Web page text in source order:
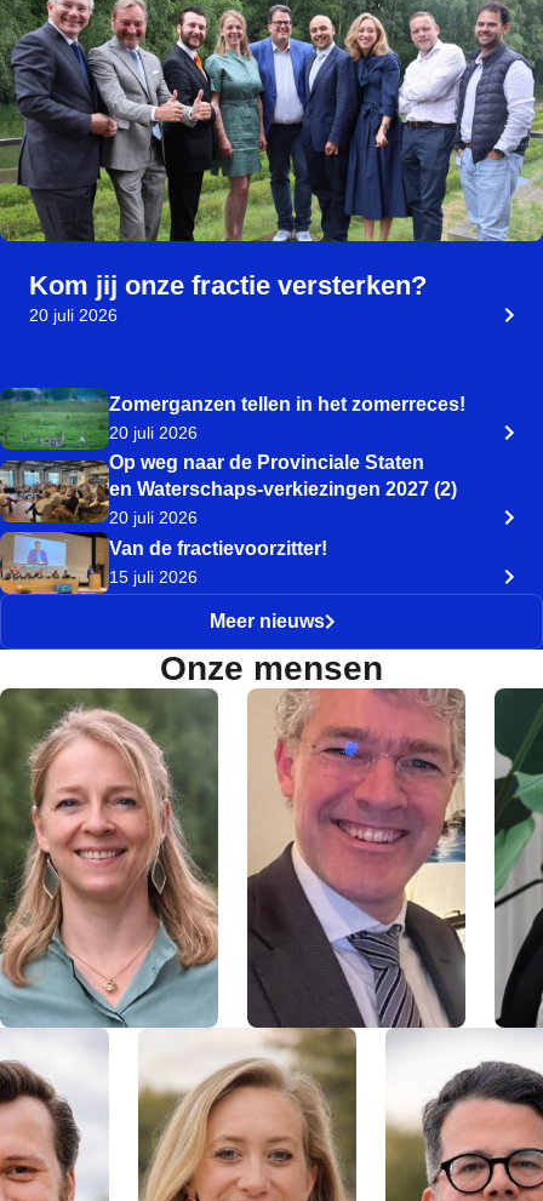
Kom jij onze fractie versterken?
20 juli 2026
Zomerganzen tellen in het zomerreces!
20 juli 2026
Op weg naar de Provinciale Staten
en Waterschaps-verkiezingen 2027 (2)
20 juli 2026
Van de fractievoorzitter!
15 juli 2026
Meer nieuws
Onze mensen